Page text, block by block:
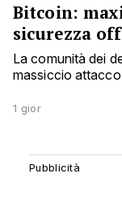
Bitcoin:
sicurezza
La comunità dei
massiccio
1 gior